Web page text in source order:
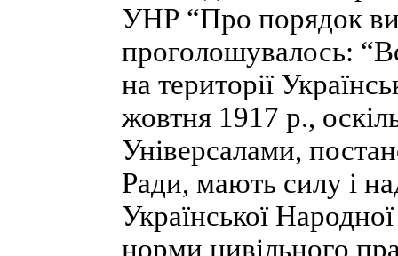
УНР “Про порядок
проголошувалось:
на території
жовтня 1917 p.,
Універсалами,
Ради, мають силу і
Української
норми цивільного